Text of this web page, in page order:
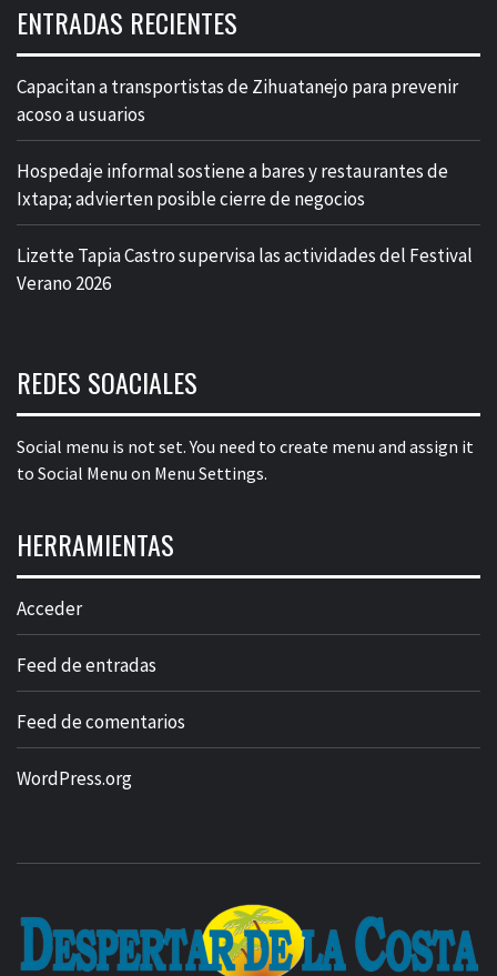
ENTRADAS RECIENTES
Capacitan a transportistas de Zihuatanejo para prevenir
acoso a usuarios
Hospedaje informal sostiene a bares y restaurantes de
Ixtapa; advierten posible cierre de negocios
Lizette Tapia Castro supervisa las actividades del Festival
Verano 2026
REDES SOACIALES
Social menu is not set. You need to create menu and assign it
to Social Menu on Menu Settings.
HERRAMIENTAS
Acceder
Feed de entradas
Feed de comentarios
WordPress.org